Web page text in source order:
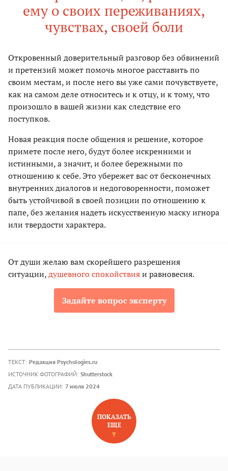
ему о своих переживаниях,
чувствах, своей боли
Откровенный доверительный разговор без обвинений
и претензий может помочь многое расставить по
своим местам, и после него вы уже сами почувствуете,
как на самом деле относитесь и к отцу, и к тому, что
произошло в вашей жизни как следствие его
поступков.
Новая реакция после общения и решение, которое
примете после него, будут более искренними и
истинными, а значит, и более бережными по
отношению к себе. Это убережет вас от бесконечных
внутренних диалогов и недоговоренности, поможет
быть устойчивой в своей позиции по отношению к
папе, без желания надеть искусственную маску игнора
или твердости характера.
От души желаю вам скорейшего разрешения
ситуации,душевного спокойствияи равновесия.
Задайте вопрос эксперту
ТЕКСТ: Редакция Psychologies.ru
ИСТОЧНИК ФОТОГРАФИЙ: Shutterstock
ДАТА ПУБЛИКАЦИИ: 7 июля 2024
НОВОЕ НА САЙТЕ
ПОКАЗАТЬ
ЕЩЕ